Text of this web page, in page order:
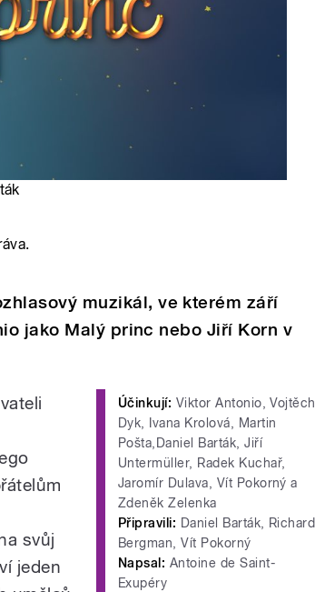
muzikál, ve kterém září
jako Malý princ nebo Jiří Korn v
Účinkují: Viktor Antonio, Vojtěch
Dyk, Ivana Krolová, Martin
Pošta,Daniel Barták, Jiří
Untermüller, Radek Kuchař,
Jaromír Dulava, Vít Pokorný a
Zdeněk Zelenka
Připravili: Daniel Barták, Richard
Bergman, Vít Pokorný
Napsal: Antoine de Saint-
Exupéry
svůj
jeden